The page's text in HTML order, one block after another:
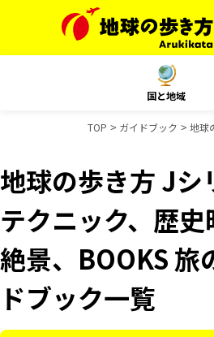
国と地域
TOP ガイドブック 地球
地球の歩き方 J
テクニック、歴
絶景、BOOKS
ドブック一覧